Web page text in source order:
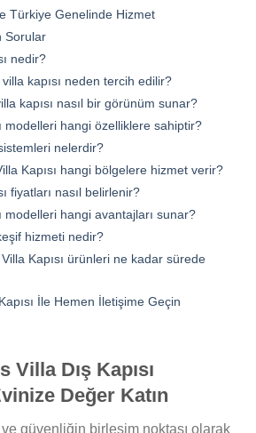
Türkiye Genelinde Hizmet
Sorular
nedir?
kapısı neden tercih edilir?
kapısı nasıl bir görünüm sunar?
modelleri hangi özelliklere sahiptir?
nelerdir?
Kapısı hangi bölgelere hizmet verir?
fiyatları nasıl belirlenir?
modelleri hangi avantajları sunar?
hizmeti nedir?
Kapısı ürünleri ne kadar sürede
İle Hemen İletişime Geçin
Dış Kapısı
Değer Katın
ve güvenliğin birleşim noktası olarak